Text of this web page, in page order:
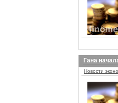
Гана
Новости